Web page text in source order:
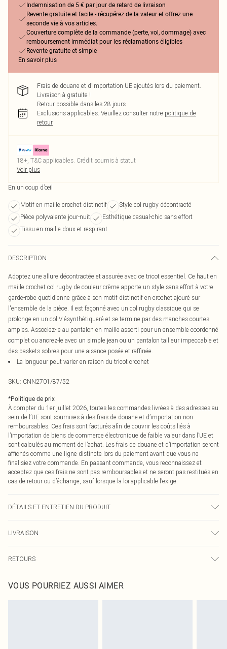
Indemnisation de 5 € par jour de retard de livraison
Revente gratuite et facile - récupérez de la valeur et offrez une
seconde vie à vos articles.
Couverture complète de la commande (perte, vol, dommage) avec
remboursement immédiat pour les réclamations éligibles
Revente gratuite et simple
En savoir plus
Frais de douane et d’importation UE ajoutés lors du paiement.
Livraison à gratuite !
Retour possible dans les 28 jours
Exclusions applicables. Veuillez consulter notre politique de
retour
18+, T&C applicables. Crédit soumis à statut
Voir plus
En un coup d’œil
Motif en maille crochet distinctif
Style col rugby décontracté
Pièce polyvalente jour-nuit
Esthétique casual-chic sans effort
Tissu en maille doux et respirant
DESCRIPTION
Adoptez une allure décontractée et assurée avec ce tricot essentiel. Ce haut en
maille crochet col rugby de couleur crème apporte un style sans effort à votre
garde-robe quotidienne grâce à son motif distinctif en crochet ajouré sur
l'ensemble de la pièce. Il est façonné avec un col rugby classique qui se
prolonge en un col V ésynthétiqueré et se termine par des manches courtes
amples. Associez-le au pantalon en maille assorti pour un ensemble coordonné
complet ou ancrez-le avec un simple jean ou un pantalon tailleur impeccable et
des baskets sobres pour une aisance posée et raffinée.
La longueur peut varier en raison du tricot crochet
SKU: CNN2701/87/52
*Politique de prix
À compter du 1er juillet 2026, toutes les commandes livrées à des adresses au
sein de l’UE sont soumises à des frais de douane et d’importation non
remboursables. Ces frais sont facturés afin de couvrir les coûts liés à
l’importation de biens de commerce électronique de faible valeur dans l’UE et
sont calculés au moment de l’achat. Les frais de douane et d’importation seront
affichés comme une ligne distincte lors du paiement avant que vous ne
finalisiez votre commande. En passant commande, vous reconnaissez et
acceptez que ces frais ne sont pas remboursables et ne seront pas restitués en
cas de retour ou d’échange, sauf lorsque la loi applicable l’exige.
DÉTAILS ET ENTRETIEN DU PRODUIT
tissu utilisé, la couleur peut déteindre.
LIVRAISON
Livraison express France
Jusqu'à 2-3 jours ouvrables
RETOURS
pour nous retourner un article.
Veuillez noter que nous ne pouvons pas rembourser les masques tendance, les
VOUS POURRIEZ AUSSI AIMER